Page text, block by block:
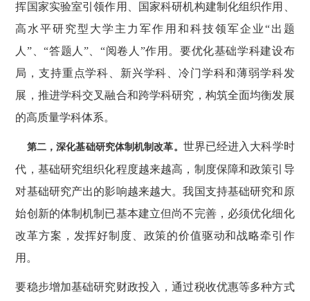
挥国家实验室引领作用、国家科研机构建制化组织作用、
高水平研究型大学主力军作用和科技领军企业“出题
人”、“答题人”、“阅卷人”作用。要优化基础学科建设布
局，支持重点学科、新兴学科、冷门学科和薄弱学科发
展，推进学科交叉融合和跨学科研究，构筑全面均衡发展
的高质量学科体系。
第二，深化基础研究体制机制改革。 世界已经进入大科学时
代，基础研究组织化程度越来越高，制度保障和政策引导
对基础研究产出的影响越来越大。我国支持基础研究和原
始创新的体制机制已基本建立但尚不完善，必须优化细化
改革方案，发挥好制度、政策的价值驱动和战略牵引作
用。
要稳步增加基础研究财政投入，通过税收优惠等多种方式